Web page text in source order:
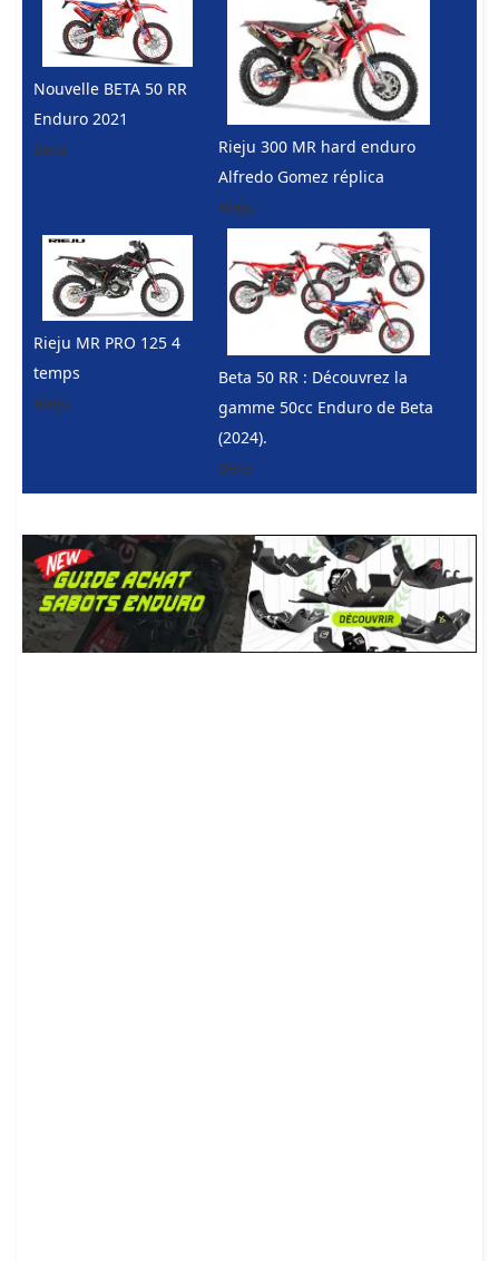
Nouvelle BETA 50 RR
Enduro 2021
Beta
Rieju MR PRO 125 4
temps
Rieju
Rieju 300 MR hard enduro
Alfredo Gomez réplica
Rieju
Beta 50 RR : Découvrez la
gamme 50cc Enduro de Beta
(2024).
Beta